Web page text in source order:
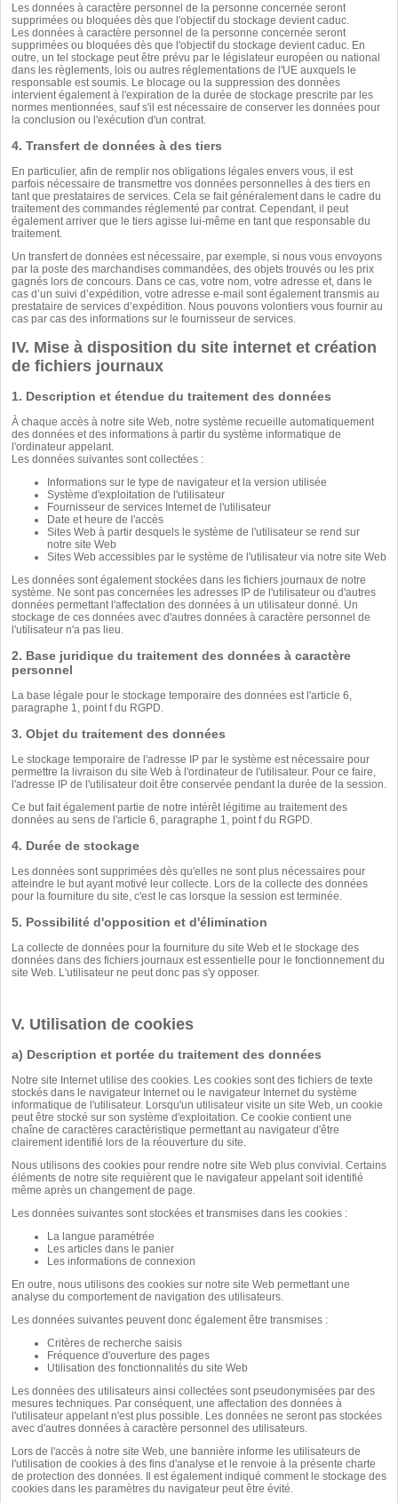
Les données à caractère personnel de la personne concernée seront
supprimées ou bloquées dès que l'objectif du stockage devient caduc.
Les données à caractère personnel de la personne concernée seront
supprimées ou bloquées dès que l'objectif du stockage devient caduc. En
outre, un tel stockage peut être prévu par le législateur européen ou national
dans les règlements, lois ou autres réglementations de l'UE auxquels le
responsable est soumis. Le blocage ou la suppression des données
intervient également à l'expiration de la durée de stockage prescrite par les
normes mentionnées, sauf s'il est nécessaire de conserver les données pour
la conclusion ou l'exécution d'un contrat.
4. Transfert de données à des tiers
En particulier, afin de remplir nos obligations légales envers vous, il est
parfois nécessaire de transmettre vos données personnelles à des tiers en
tant que prestataires de services. Cela se fait généralement dans le cadre du
traitement des commandes réglementé par contrat. Cependant, il peut
également arriver que le tiers agisse lui-même en tant que responsable du
traitement.
Un transfert de données est nécessaire, par exemple, si nous vous envoyons
par la poste des marchandises commandées, des objets trouvés ou les prix
gagnés lors de concours. Dans ce cas, votre nom, votre adresse et, dans le
cas d’un suivi d’expédition, votre adresse e-mail sont également transmis au
prestataire de services d’expédition. Nous pouvons volontiers vous fournir au
cas par cas des informations sur le fournisseur de services.
IV. Mise à disposition du site internet et création
de fichiers journaux
1. Description et étendue du traitement des données
À chaque accès à notre site Web, notre système recueille automatiquement
des données et des informations à partir du système informatique de
l'ordinateur appelant.
Les données suivantes sont collectées :
Informations sur le type de navigateur et la version utilisée
Système d'exploitation de l'utilisateur
Fournisseur de services Internet de l'utilisateur
Date et heure de l'accès
Sites Web à partir desquels le système de l'utilisateur se rend sur
notre site Web
Sites Web accessibles par le système de l'utilisateur via notre site Web
Les données sont également stockées dans les fichiers journaux de notre
système. Ne sont pas concernées les adresses IP de l'utilisateur ou d'autres
données permettant l'affectation des données à un utilisateur donné. Un
stockage de ces données avec d'autres données à caractère personnel de
l'utilisateur n'a pas lieu.
2. Base juridique du traitement des données à caractère
personnel
La base légale pour le stockage temporaire des données est l'article 6,
paragraphe 1, point f du RGPD.
3. Objet du traitement des données
Le stockage temporaire de l'adresse IP par le système est nécessaire pour
permettre la livraison du site Web à l'ordinateur de l'utilisateur. Pour ce faire,
l'adresse IP de l'utilisateur doit être conservée pendant la durée de la session.
Ce but fait également partie de notre intérêt légitime au traitement des
données au sens de l'article 6, paragraphe 1, point f du RGPD.
4. Durée de stockage
Les données sont supprimées dès qu'elles ne sont plus nécessaires pour
atteindre le but ayant motivé leur collecte. Lors de la collecte des données
pour la fourniture du site, c'est le cas lorsque la session est terminée.
5. Possibilité d'opposition et d'élimination
La collecte de données pour la fourniture du site Web et le stockage des
données dans des fichiers journaux est essentielle pour le fonctionnement du
site Web. L'utilisateur ne peut donc pas s'y opposer.
V. Utilisation de cookies
a) Description et portée du traitement des données
Notre site Internet utilise des cookies. Les cookies sont des fichiers de texte
stockés dans le navigateur Internet ou le navigateur Internet du système
informatique de l'utilisateur. Lorsqu'un utilisateur visite un site Web, un cookie
peut être stocké sur son système d'exploitation. Ce cookie contient une
chaîne de caractères caractéristique permettant au navigateur d'être
clairement identifié lors de la réouverture du site.
Nous utilisons des cookies pour rendre notre site Web plus convivial. Certains
éléments de notre site requièrent que le navigateur appelant soit identifié
même après un changement de page.
Les données suivantes sont stockées et transmises dans les cookies :
La langue paramétrée
Les articles dans le panier
Les informations de connexion
En outre, nous utilisons des cookies sur notre site Web permettant une
analyse du comportement de navigation des utilisateurs.
Les données suivantes peuvent donc également être transmises :
Critères de recherche saisis
Fréquence d'ouverture des pages
Utilisation des fonctionnalités du site Web
Les données des utilisateurs ainsi collectées sont pseudonymisées par des
mesures techniques. Par conséquent, une affectation des données à
l'utilisateur appelant n'est plus possible. Les données ne seront pas stockées
avec d'autres données à caractère personnel des utilisateurs.
Lors de l'accès à notre site Web, une bannière informe les utilisateurs de
l'utilisation de cookies à des fins d'analyse et le renvoie à la présente charte
de protection des données. Il est également indiqué comment le stockage des
cookies dans les paramètres du navigateur peut être évité.